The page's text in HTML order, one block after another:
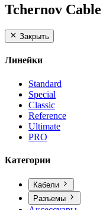
Tchernov Cable
Закрыть
Линейки
Standard
Special
Classic
Reference
Ultimate
PRO
Категории
Кабели
Разъемы